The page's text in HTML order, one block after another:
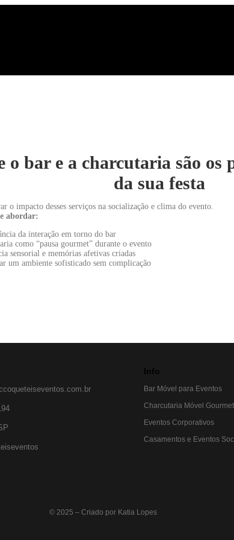
o bar e a charcutaria são os
da sua festa
o impacto desses serviços na socialização e clima do evento.
abordar:
da interação em torno do bar
como “pausa gourmet” durante o evento
sensorial e memórias afetivas criadas
um ambiente sofisticado sem complicação
Info
Bar Móvel para Eventos
Charcutaria Móvel Gourmet
Eventos Corporativos
Casamentos e Eventos
© 2025 – Criado por Katia Lopes